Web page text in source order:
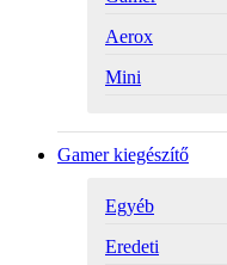
Aerox
Mini
Gamer kiegészítő
Egyéb
Eredeti